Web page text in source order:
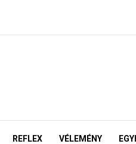
REFLEX VÉLEMÉNY